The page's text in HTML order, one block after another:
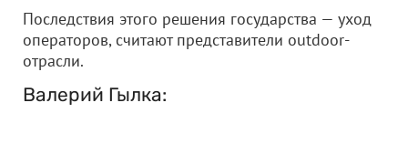
Последствия этого решения государства — уход
операторов, считают представители outdoor-
отрасли.
Валерий Гылка: